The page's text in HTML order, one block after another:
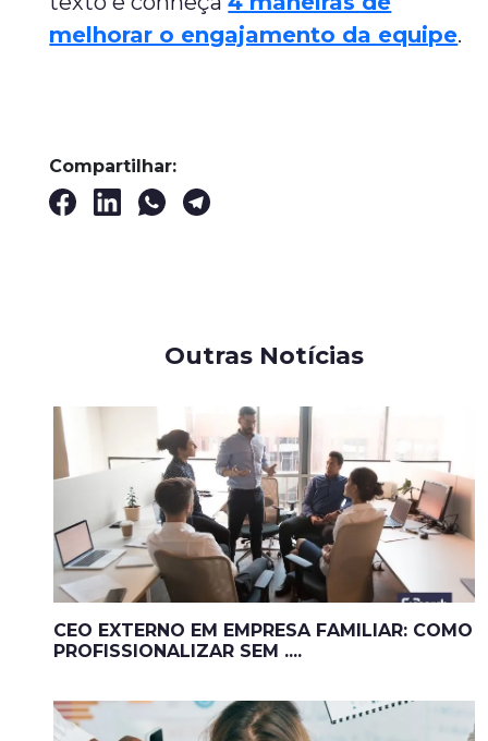
melhorar o engajamento da equipe.
Compartilhar:
Outras Notícias
CEO EXTERNO EM EMPRESA FAMILIAR: COMO
PROFISSIONALIZAR SEM ....